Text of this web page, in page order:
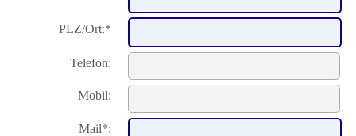
PLZ/Ort:*
Telefon:
Mobil:
Mail*: